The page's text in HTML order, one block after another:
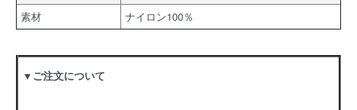
素材
ナイロン100％
▼ご注文について